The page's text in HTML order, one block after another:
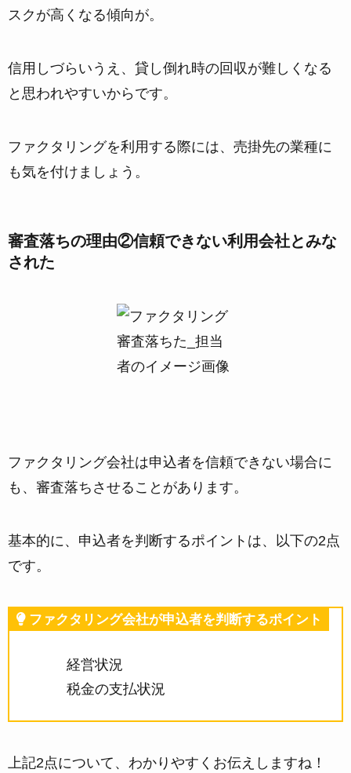
スクが高くなる傾向が。
信用しづらいうえ、貸し倒れ時の回収が難しくなる
と思われやすいからです。
ファクタリングを利用する際には、売掛先の業種に
も気を付けましょう。
審査落ちの理由②信頼できない利用会社とみな
された
ファクタリング会社は申込者を信頼できない場合に
も、審査落ちさせる ことがあります。
基本的に、申込者を判断するポイントは、以下の2点
です。
ファクタリング会社が申込者を判断するポイント
経営状況
税金の支払状況
上記2点について、わかりやすくお伝えしますね！